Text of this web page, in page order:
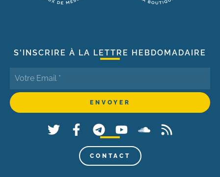
S'INSCRIRE À LA LETTRE HEBDOMADAIRE
CONTACT